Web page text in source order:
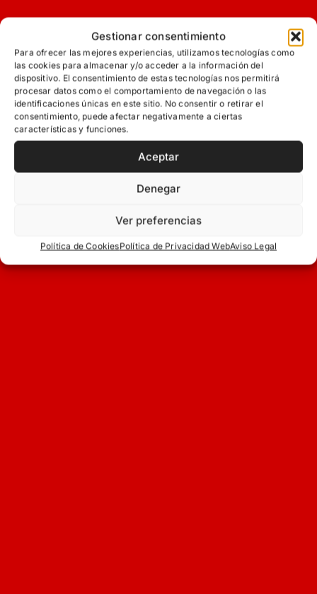
Gestionar consentimiento
Para ofrecer las mejores experiencias, utilizamos tecnologías como
las cookies para almacenar y/o acceder a la información del
dispositivo. El consentimiento de estas tecnologías nos permitirá
procesar datos como el comportamiento de navegación o las
identificaciones únicas en este sitio. No consentir o retirar el
consentimiento, puede afectar negativamente a ciertas
características y funciones.
Aceptar
Denegar
Ver preferencias
Política de CookiesPolítica de Privacidad WebAviso Legal